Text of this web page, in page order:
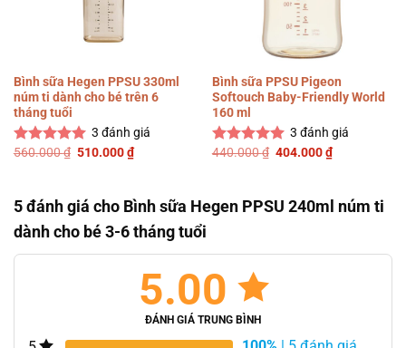
Bình sữa Hegen PPSU 330ml
núm ti dành cho bé trên 6
tháng tuổi
Được xếp
3 đánh giá
560.000₫ Giá
510.000₫Giá
hiện
510.000 ₫.
Bình sữa PPSU Pigeon
Softouch Baby-Friendly World
160 ml
Được xếp
3 đánh giá
440.000₫ Giá
404.000₫Giá
hiện
404.000 ₫.
5 đánh giá cho Bình sữa Hegen PPSU 240ml núm ti
dành cho bé 3-6 tháng tuổi
5.00
ĐÁNH GIÁ TRUNG BÌNH